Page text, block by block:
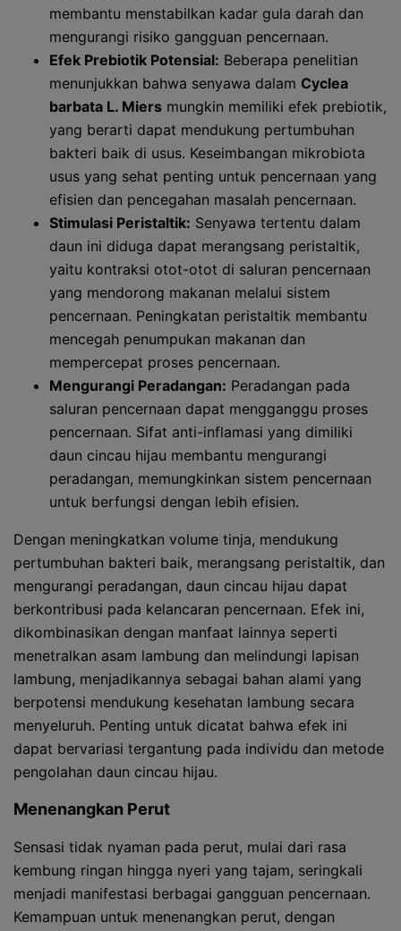
membantu menstabilkan kadar gula darah dan
mengurangi risiko gangguan pencernaan.
Efek Prebiotik Potensial: Beberapa penelitian
menunjukkan bahwa senyawa dalam Cyclea
barbata L. Miers mungkin memiliki efek prebiotik,
yang berarti dapat mendukung pertumbuhan
bakteri baik di usus. Keseimbangan mikrobiota
usus yang sehat penting untuk pencernaan yang
efisien dan pencegahan masalah pencernaan.
Stimulasi Peristaltik: Senyawa tertentu dalam
daun ini diduga dapat merangsang peristaltik,
yaitu kontraksi otot-otot di saluran pencernaan
yang mendorong makanan melalui sistem
pencernaan. Peningkatan peristaltik membantu
mencegah penumpukan makanan dan
mempercepat proses pencernaan.
Mengurangi Peradangan: Peradangan pada
saluran pencernaan dapat mengganggu proses
pencernaan. Sifat anti-inflamasi yang dimiliki
daun cincau hijau membantu mengurangi
peradangan, memungkinkan sistem pencernaan
untuk berfungsi dengan lebih efisien.
Dengan meningkatkan volume tinja, mendukung
pertumbuhan bakteri baik, merangsang peristaltik, dan
mengurangi peradangan, daun cincau hijau dapat
berkontribusi pada kelancaran pencernaan. Efek ini,
dikombinasikan dengan manfaat lainnya seperti
menetralkan asam lambung dan melindungi lapisan
lambung, menjadikannya sebagai bahan alami yang
berpotensi mendukung kesehatan lambung secara
menyeluruh. Penting untuk dicatat bahwa efek ini
dapat bervariasi tergantung pada individu dan metode
pengolahan daun cincau hijau.
Menenangkan Perut
Sensasi tidak nyaman pada perut, mulai dari rasa
kembung ringan hingga nyeri yang tajam, seringkali
menjadi manifestasi berbagai gangguan pencernaan.
Kemampuan untuk menenangkan perut, dengan